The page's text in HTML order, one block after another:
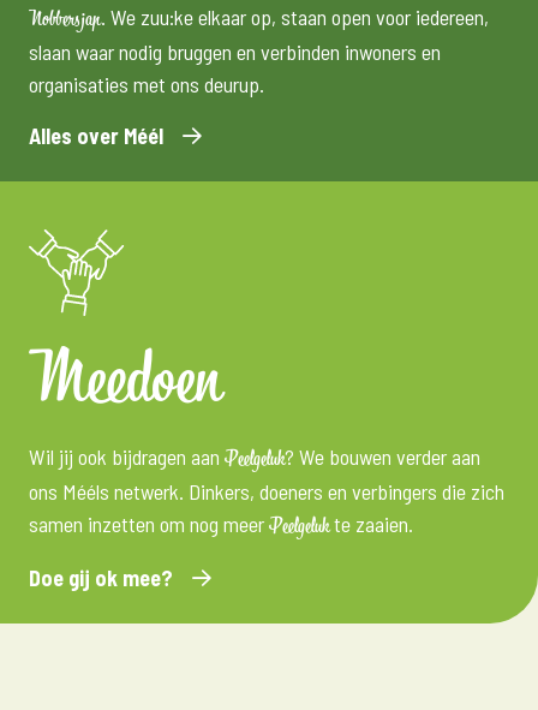
Nobbersjap. We zuu:ke elkaar op, staan open voor iedereen,
slaan waar nodig bruggen en verbinden inwoners en
organisaties met ons deurup.
Alles over Méél
Meedoen
Wil jij ook bijdragen aan Peelgeluk? We bouwen verder aan
ons Mééls netwerk. Dinkers, doeners en verbingers die zich
samen inzetten om nog meerPeelgelukte zaaien.
Doe gij ok mee?